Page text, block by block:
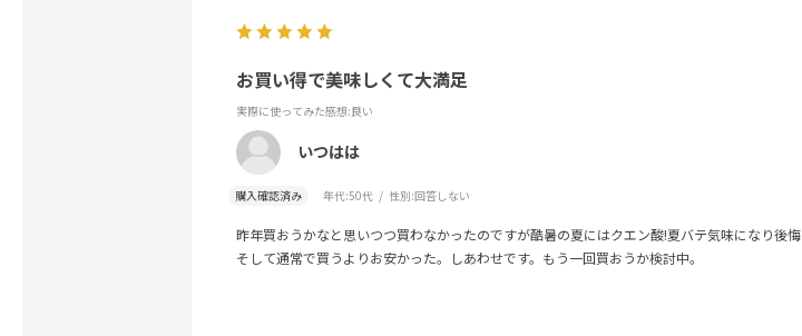
お買い得で美味しくて大満足
実際に使ってみた感想:良い
いつはは
購入確認済み 年代:50代 性別:回答しない
昨年買おうかなと思いつつ買わなかったのですが酷暑の夏にはクエン酸!夏バテ気味になり後
そして通常で買うよりお安かった。しあわせです。もう一回買おうか検討中。